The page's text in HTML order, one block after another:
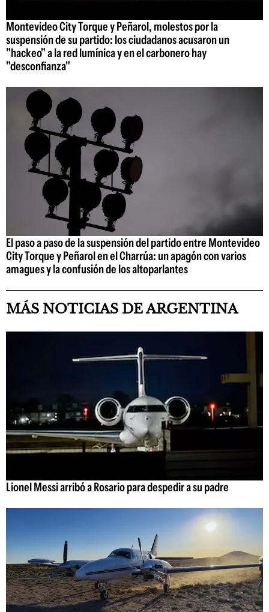
Montevideo City Torque y Peñarol, molestos por la
suspensión de su partido: los ciudadanos acusaron un
"hackeo" a la red lumínica y en el carbonero hay
"desconfianza"
El paso a paso de la suspensión del partido entre Montevideo
City Torque y Peñarol en el Charrúa: un apagón con varios
amagues y la confusión de los altoparlantes
MÁS NOTICIAS DE ARGENTINA
Lionel Messi arribó a Rosario para despedir a su padre